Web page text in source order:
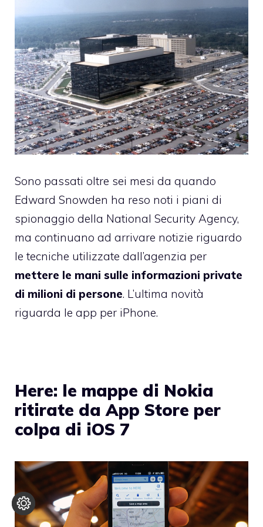
Sono passati oltre sei mesi da quando
Edward Snowden ha reso noti i piani di
spionaggio della National Security Agency,
ma continuano ad arrivare notizie riguardo
le tecniche utilizzate dall’agenzia per
mettere le mani sulle informazioni private
di milioni di persone. L’ultima novità
riguarda le app per iPhone.
Here: le mappe di Nokia
ritirate da App Store per
colpa di iOS 7